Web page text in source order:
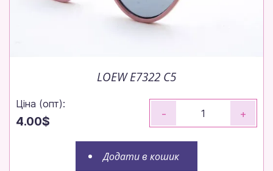
LOEW E7322 C5
Ціна (опт):
4.00$
- +
Додати в кошик